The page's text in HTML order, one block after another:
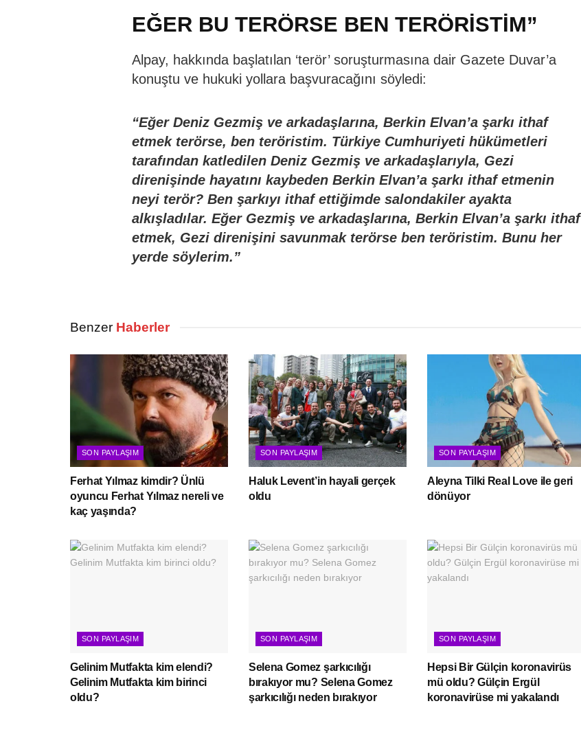
EĞER BU TERÖRSE BEN TERÖRİSTİM”
Alpay, hakkında başlatılan ‘terör’ soruşturmasına dair Gazete Duvar’a
konuştu ve hukuki yollara başvuracağını söyledi:
“Eğer Deniz Gezmiş ve arkadaşlarına, Berkin Elvan’a şarkı ithaf
etmek terörse, ben teröristim. Türkiye Cumhuriyeti hükümetleri
tarafından katledilen Deniz Gezmiş ve arkadaşlarıyla, Gezi
direnişinde hayatını kaybeden Berkin Elvan’a şarkı ithaf etmenin
neyi terör? Ben şarkıyı ithaf ettiğimde salondakiler ayakta
alkışladılar. Eğer Gezmiş ve arkadaşlarına, Berkin Elvan’a şarkı ithaf
etmek, Gezi direnişini savunmak terörse ben teröristim. Bunu her
yerde söylerim.”
Benzer Haberler
SON PAYLAŞIM
Ferhat Yılmaz kimdir? Ünlü
oyuncu Ferhat Yılmaz nereli ve
kaç yaşında?
SON PAYLAŞIM
Haluk Levent’in hayali gerçek
oldu
SON PAYLAŞIM
Aleyna Tilki Real Love ile geri
dönüyor
SON PAYLAŞIM
Gelinim Mutfakta kim elendi?
Gelinim Mutfakta kim birinci
oldu?
SON PAYLAŞIM
Selena Gomez şarkıcılığı
bırakıyor mu? Selena Gomez
şarkıcılığı neden bırakıyor
SON PAYLAŞIM
Hepsi Bir Gülçin koronavirüs
mü oldu? Gülçin Ergül
koronavirüse mi yakalandı